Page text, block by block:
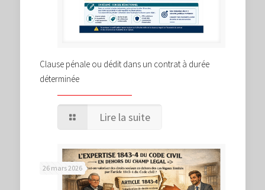
Clause pénale ou dédit dans un contrat à durée
déterminée
Lire la suite
26 mars 2026